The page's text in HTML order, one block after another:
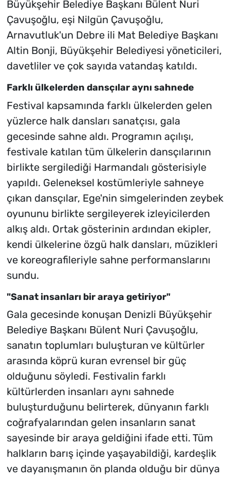
Büyükşehir Belediye Başkanı Bülent Nuri
Çavuşoğlu, eşi Nilgün Çavuşoğlu,
Arnavutluk'un Debre ili Mat Belediye Başkanı
Altin Bonji, Büyükşehir Belediyesi yöneticileri,
davetliler ve çok sayıda vatandaş katıldı.
Farklı ülkelerden dansçılar aynı sahnede
Festival kapsamında farklı ülkelerden gelen
yüzlerce halk dansları sanatçısı, gala
gecesinde sahne aldı. Programın açılışı,
festivale katılan tüm ülkelerin dansçılarının
birlikte sergilediği Harmandalı gösterisiyle
yapıldı. Geleneksel kostümleriyle sahneye
çıkan dansçılar, Ege'nin simgelerinden zeybek
oyununu birlikte sergileyerek izleyicilerden
alkış aldı. Ortak gösterinin ardından ekipler,
kendi ülkelerine özgü halk dansları, müzikleri
ve koreografileriyle sahne performanslarını
sundu.
"Sanat insanları bir araya getiriyor"
Gala gecesinde konuşan Denizli Büyükşehir
Belediye Başkanı Bülent Nuri Çavuşoğlu,
sanatın toplumları buluşturan ve kültürler
arasında köprü kuran evrensel bir güç
olduğunu söyledi. Festivalin farklı
kültürlerden insanları aynı sahnede
buluşturduğunu belirterek, dünyanın farklı
coğrafyalarından gelen insanların sanat
sayesinde bir araya geldiğini ifade etti. Tüm
halkların barış içinde yaşayabildiği, kardeşlik
ve dayanışmanın ön planda olduğu bir dünya